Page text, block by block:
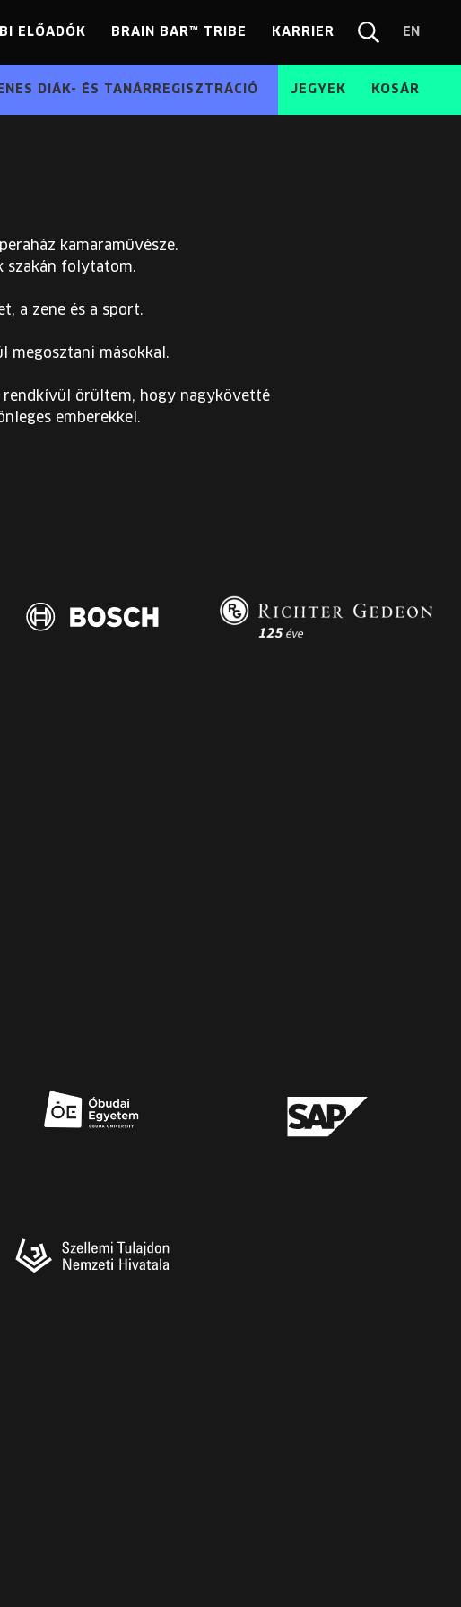
ELŐADÓK BRAIN BAR™ TRIBE KARRIER EN
EN
DIÁK- ÉS TANÁRREGISZTRÁCIÓ JEGYEK KOSÁR
kamaraművésze.
szakán folytatom.
a zene és a sport.
megosztani másokkal.
örültem, hogy nagykövetté
emberekkel.